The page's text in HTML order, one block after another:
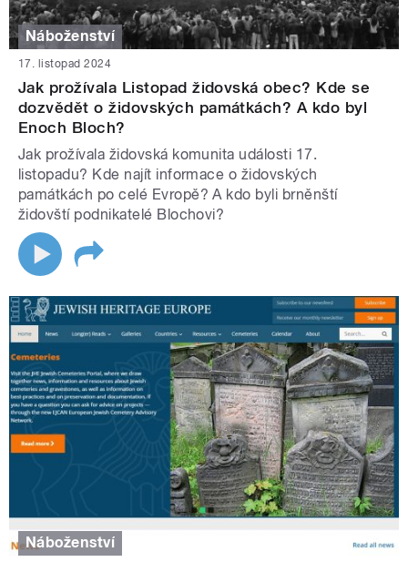
Náboženství
17. listopad 2024
Jak prožívala Listopad židovská obec? Kde se
dozvědět o židovských památkách? A kdo byl
Enoch Bloch?
Jak prožívala židovská komunita události 17.
listopadu? Kde najít informace o židovských
památkách po celé Evropě? A kdo byli brněnští
židovští podnikatelé Blochovi?
Náboženství